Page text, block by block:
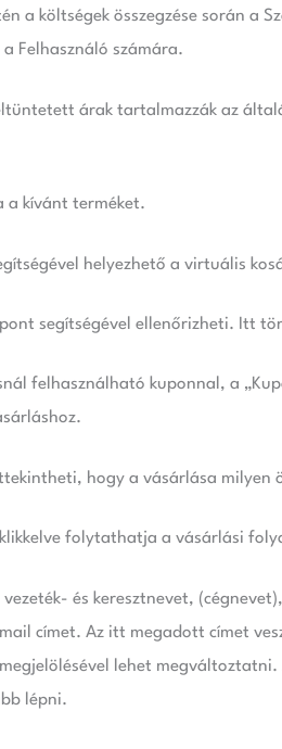
a költségek összegzése során a
Felhasználó számára.
árak tartalmazzák az
a kívánt terméket.
helyezhető a virtuális
segítségével ellenőrizheti. Itt
felhasználható kuponnal, a
hogy a vásárlása milyen
folytathatja a vásárlási
és keresztnevet,
címet. Az itt megadott címet
lehet
lépni.